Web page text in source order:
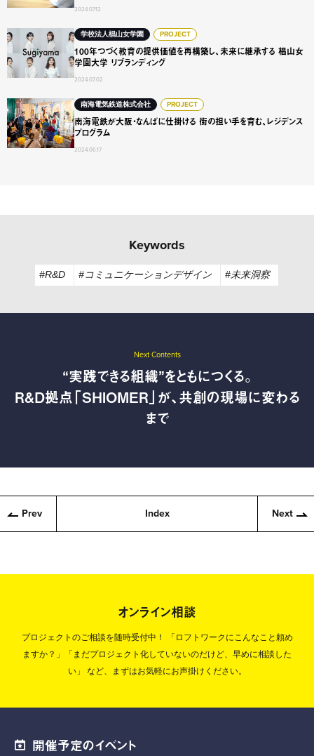
2024.07.12
学校法人椙山女学園 PROJECT
100年つづく教育の提供価値を再構築し、未来に継承する 椙山女
学園大学 リブランディング
2024.07.02
100年つづく教育の提供価値を再構築し、未来に継承する
南海電気鉄道株式会社 PROJECT
南海電鉄が大阪・なんばに仕掛ける 街の担い手を育む、レジデンス
プログラム
2024.06.17
南海電鉄が大阪・なんばに仕掛ける 街の担い手を育む、レ
Keywords
#R&D #コミュニケーションデザイン #未来洞察
Next Contents
“実践できる組織”をともにつくる。
R&D拠点「SHIOMER」が、共創の現場に変わる
まで
Prev Index Next
オンライン相談
プロジェクトのご相談を随時受付中！
「ロフトワークにこんなこと頼め
ますか？」「まだプロジェクト化していないのだけど、早めに相談した
い」
など、まずはお気軽にお声掛けください。
開催予定のイベント